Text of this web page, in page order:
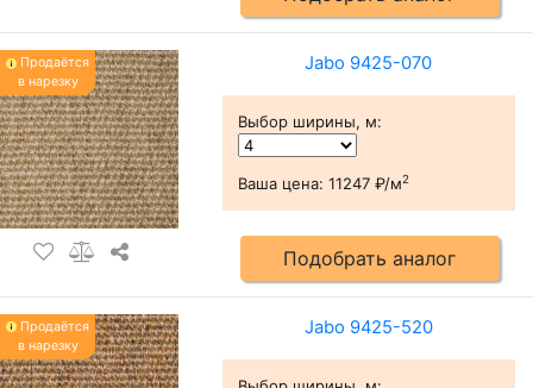
Продаётся
в нарезку
Jabo 9425-070
Выбор ширины, м:
Ваша цена: 11247 ₽/м2
Подобрать аналог
Продаётся
в нарезку
Jabo 9425-520